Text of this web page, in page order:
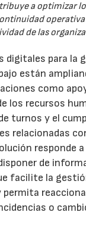
a optimizar
de las
digitales para la
están
como
los recursos
turnos y el
relacionadas
responde a
de
facilite la
permita
o